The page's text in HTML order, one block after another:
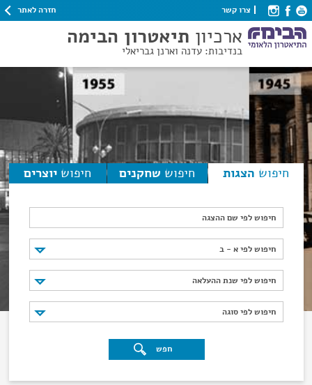
צרו קשר חזרה לאתר
ארכיון תיאטרון הבימה
בנדיבות: עדנה וארנן גבריאלי
חיפוש הצגות חיפוש שחקנים חיפוש יוצרים
חיפוש לפי שם ההצגה
חיפוש לפי א - ב
חיפוש לפי א - ב
חיפוש לפי שנת ההעלאה
חיפוש לפי שנת ההעלאה
חיפוש לפי סוגה
חיפוש לפי סוגה
חפש